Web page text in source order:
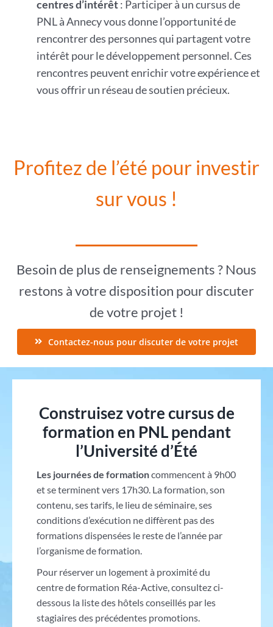
centres d’intérêt: Participer à un cursus de
PNL à Annecy vous donne l’opportunité de
rencontrer des personnes qui partagent votre
intérêt pour le développement personnel. Ces
rencontres peuvent enrichir votre expérience et
vous offrir un réseau de soutien précieux.
Profitez de l’été pour investir
sur vous !
Besoin de plus de renseignements ? Nous
restons à votre disposition pour discuter
de votre projet !
Contactez-nous pour discuter de votre projet
Construisez votre cursus de
formation en PNL pendant
l’Université d’Été
Les journées de formationcommencent à 9h00
et se terminent vers 17h30. La formation, son
contenu, ses tarifs, le lieu de séminaire, ses
conditions d’exécution ne diffèrent pas des
formations dispensées le reste de l’année par
l’organisme de formation.
Pour réserver un logement à proximité du
centre de formation Réa-Active, consultez ci-
dessous la liste des hôtels conseillés par les
stagiaires des précédentes promotions.